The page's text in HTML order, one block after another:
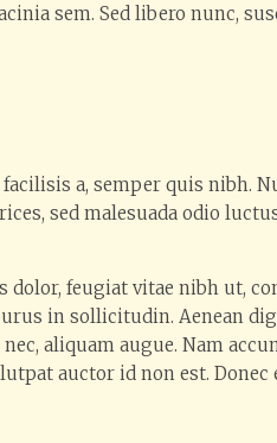
sem. Sed libero nunc,
a, semper quis nibh.
sed malesuada odio
feugiat vitae nibh ut,
in sollicitudin. Aenean
aliquam augue. Nam
auctor id non est. Donec